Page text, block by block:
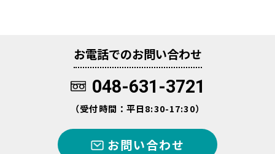
お電話でのお問い合わせ
048-631-3721
（受付時間：平日8:30-17:30）
お問い合わせ